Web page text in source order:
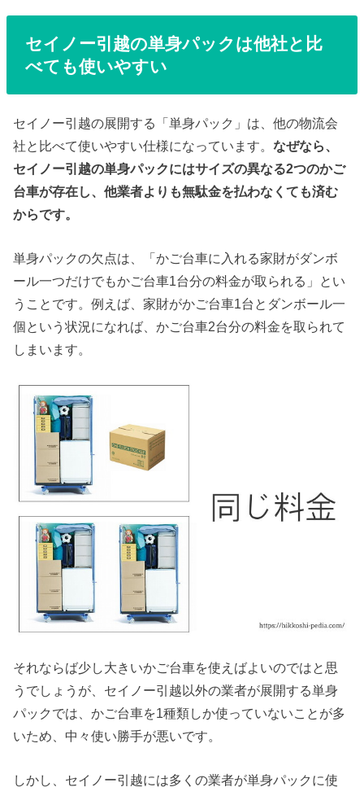
セイノー引越の単身パックは他社と比
べても使いやすい
セイノー引越の展開する「単身パック」は、他の物流会
社と比べて使いやすい仕様になっています。なぜなら、
セイノー引越の単身パックにはサイズの異なる2つのかご
台車が存在し、他業者よりも無駄金を払わなくても済む
からです。
単身パックの欠点は、「かご台車に入れる家財がダンボ
ール一つだけでもかご台車1台分の料金が取られる」とい
うことです。例えば、家財がかご台車1台とダンボール一
個という状況になれば、かご台車2台分の料金を取られて
しまいます。
それならば少し大きいかご台車を使えばよいのではと思
うでしょうが、セイノー引越以外の業者が展開する単身
パックでは、かご台車を1種類しか使っていないことが多
いため、中々使い勝手が悪いです。
しかし、セイノー引越には多くの業者が単身パックに使